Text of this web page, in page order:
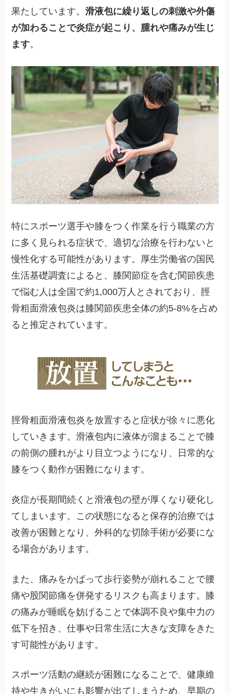
果たしています。滑液包に繰り返しの刺激や外傷
が加わることで炎症が起こり、腫れや痛みが生じ
ます。
特にスポーツ選手や膝をつく作業を行う職業の方
に多く見られる症状で、適切な治療を行わないと
慢性化する可能性があります。厚生労働省の国民
生活基礎調査によると、膝関節症を含む関節疾患
で悩む人は全国で約1,000万人とされており、脛
骨粗面滑液包炎は膝関節疾患全体の約5-8%を占め
ると推定されています。
脛骨粗面滑液包炎を放置すると症状が徐々に悪化
していきます。滑液包内に液体が溜まることで膝
の前側の腫れがより目立つようになり、日常的な
膝をつく動作が困難になります。
炎症が長期間続くと滑液包の壁が厚くなり硬化し
てしまいます。この状態になると保存的治療では
改善が困難となり、外科的な切除手術が必要にな
る場合があります。
また、痛みをかばって歩行姿勢が崩れることで腰
痛や股関節痛を併発するリスクも高まります。膝
の痛みが睡眠を妨げることで体調不良や集中力の
低下を招き、仕事や日常生活に大きな支障をきた
す可能性があります。
スポーツ活動の継続が困難になることで、健康維
持や生きがいにも影響が出てしまうため、早期の